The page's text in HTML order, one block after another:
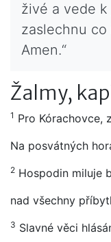
živé a vede
zaslechnu
Amen.“
Žalmy,
1 Pro Kórachovce,
Na posvátných
2 Hospodin miluje
nad všechny
3 Slavné věci